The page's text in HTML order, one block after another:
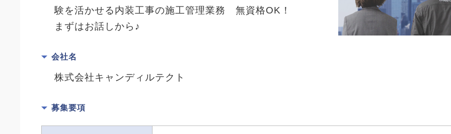
験を活かせる内装工事の施工管理業務 無資格OK！
まずはお話しから♪
会社名
株式会社キャンディルテクト
募集要項